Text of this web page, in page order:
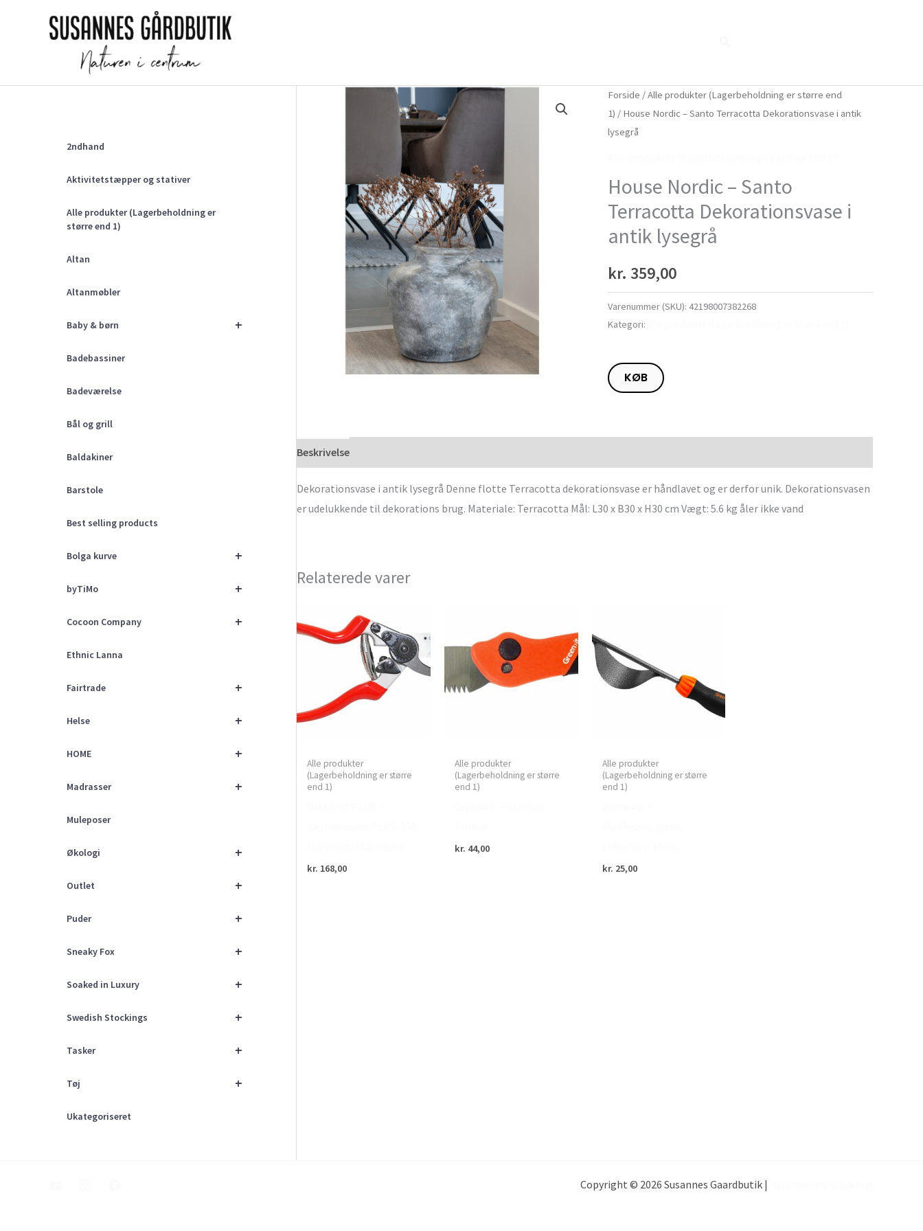
2ndhand
Aktivitetstæpper og stativer
Alle produkter (Lagerbeholdning er
større end 1)
Altan
Altanmøbler
+
Baby & børn
Badebassiner
Badeværelse
Bål og grill
Baldakiner
Barstole
Best selling products
+
Bolga kurve
+
byTiMo
+
Cocoon Company
Ethnic Lanna
+
Fairtrade
+
Helse
+
HOME
+
Madrasser
Muleposer
+
Økologi
+
Outlet
+
Puder
+
Sneaky Fox
+
Soaked in Luxury
+
Swedish Stockings
+
Tasker
+
Tøj
Ukategoriseret
Forside /Alle produkter (Lagerbeholdning er større end
1) / House Nordic – Santo Terracotta Dekorationsvase i antik
lysegrå
House Nordic – Santo
Terracotta Dekorationsvase i
antik lysegrå
kr. 359,00
Varenummer (SKU): 42198007382268
Kategori:
KØB
Beskrivelse
Dekorationsvase i antik lysegrå Denne flotte Terracotta dekorationsvase er håndlavet og er derfor unik. Dekorationsvasen
er udelukkende til dekorations brug. Materiale: Terracotta Mål: L30 x B30 x H30 cm Vægt: 5.6 kg åler ikke vand
Relaterede varer
Alle produkter
(Lagerbeholdning er større
end 1)
kr. 168,00
Alle produkter
(Lagerbeholdning er større
end 1)
kr. 44,00
Alle produkter
(Lagerbeholdning er større
end 1)
kr. 25,00
Copyright © 2026 Susannes Gaardbutik |